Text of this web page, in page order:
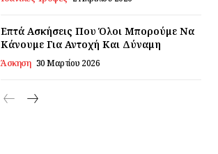
Επτά Ασκήσεις Που Όλοι Μπορούμε Να
Κάνουμε Για Αντοχή Και Δύναμη
Άσκηση 30 Μαρτίου 2026